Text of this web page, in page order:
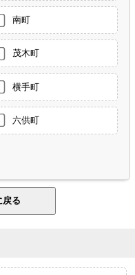
南町
茂木町
横手町
六供町